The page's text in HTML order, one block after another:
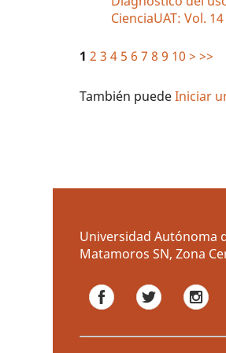
CienciaUAT: Vol.
1 2 3 4 5 6 7 8 9 10 > >>
También puedeIniciar
Universidad Autónoma
Matamoros SN, Zona